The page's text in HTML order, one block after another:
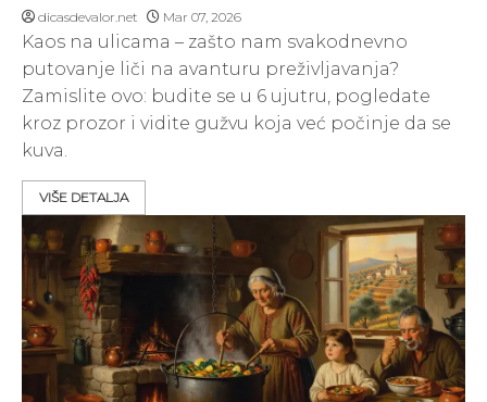
dicasdevalor.net Mar 07, 2026
Kaos na ulicama – zašto nam svakodnevno
putovanje liči na avanturu preživljavanja?
Zamislite ovo: budite se u 6 ujutru, pogledate
kroz prozor i vidite gužvu koja već počinje da se
kuva.
VIŠE DETALJA